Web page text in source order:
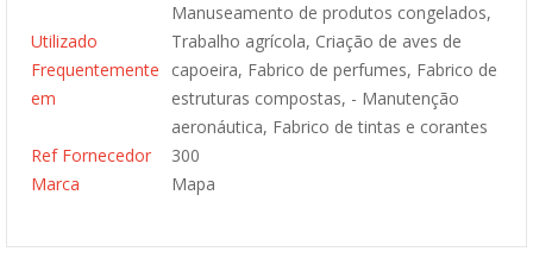
Utilizado
Frequentemente
em
Manuseamento de produtos congelados,
Trabalho agrícola, Criação de aves de
capoeira, Fabrico de perfumes, Fabrico de
estruturas compostas, - Manutenção
aeronáutica, Fabrico de tintas e corantes
Ref Fornecedor
300
Marca
Mapa